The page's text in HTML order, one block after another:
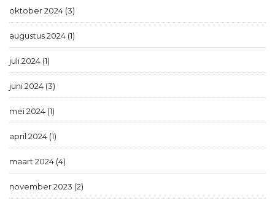
oktober 2024 (3)
augustus 2024 (1)
juli 2024 (1)
juni 2024 (3)
mei 2024 (1)
april 2024 (1)
maart 2024 (4)
november 2023 (2)